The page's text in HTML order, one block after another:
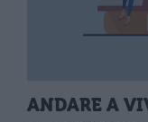
ANDARE A